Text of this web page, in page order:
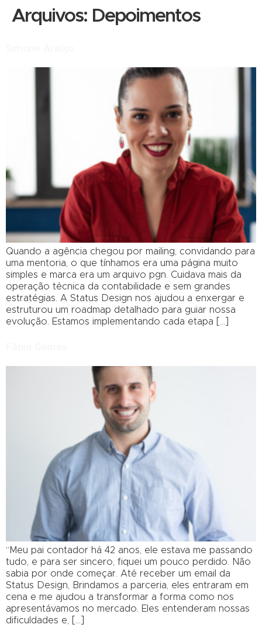
Arquivos: Depoimentos
Quando a agência chegou por mailing, convidando para
uma mentoria, o que tínhamos era uma página muito
simples e marca era um arquivo pgn. Cuidava mais da
operação técnica da contabilidade e sem grandes
estratégias. A Status Design nos ajudou a enxergar e
estruturou um roadmap detalhado para guiar nossa
evolução. Estamos implementando cada etapa […]
“Meu pai contador há 42 anos, ele estava me passando
tudo, e para ser sincero, fiquei um pouco perdido. Não
sabia por onde começar. Até receber um email da
Status Design, Brindamos a parceria, eles entraram em
cena e me ajudou a transformar a forma como nos
apresentávamos no mercado. Eles entenderam nossas
dificuldades e, […]